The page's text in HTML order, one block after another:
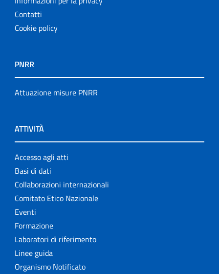
Contatti
Cookie policy
PNRR
Attuazione misure PNRR
ATTIVITÀ
Accesso agli atti
Basi di dati
Collaborazioni internazionali
Comitato Etico Nazionale
Eventi
Formazione
Laboratori di riferimento
Linee guida
Organismo Notificato